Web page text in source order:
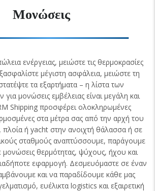
Μονώσεις
ενέργειας, μειώστε τις θερμοκρασίες
μέγιστη ασφάλεια, μειώστε τη
τα εξαρτήματα – η λίστα των
μονώσεις εμβέλειας είναι μεγάλη και
Shipping προσφέρει ολοκληρωμένες
στα μέτρα σας από την αρχή του
πλοία ή yacht στην ανοιχτή θάλασσα ή σε
σταθμούς αναπτύσσουμε, παράγουμε
μονώσεις θερμότητας, ψύχους, ήχου και
εφαρμογή. Δεσμευόμαστε σε έναν
και να παραδίδουμε κάθε μας
ευέλικτα logistics και εξαιρετική